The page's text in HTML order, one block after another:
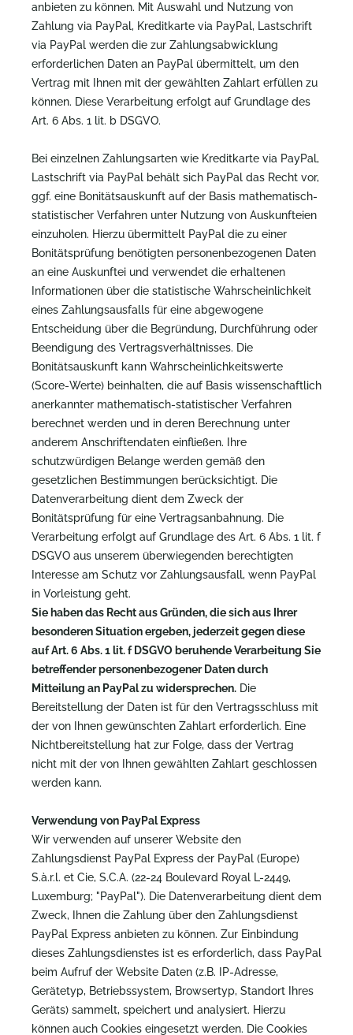
anbieten zu können. Mit Auswahl und Nutzung von
Zahlung via PayPal, Kreditkarte via PayPal, Lastschrift
via PayPal werden die zur Zahlungsabwicklung
erforderlichen Daten an PayPal übermittelt, um den
Vertrag mit Ihnen mit der gewählten Zahlart erfüllen zu
können. Diese Verarbeitung erfolgt auf Grundlage des
Art. 6 Abs. 1 lit. b DSGVO.
Bei einzelnen Zahlungsarten wie Kreditkarte via PayPal,
Lastschrift via PayPal behält sich PayPal das Recht vor,
ggf. eine Bonitätsauskunft auf der Basis mathematisch-
statistischer Verfahren unter Nutzung von Auskunfteien
einzuholen. Hierzu übermittelt PayPal die zu einer
Bonitätsprüfung benötigten personenbezogenen Daten
an eine Auskunftei und verwendet die erhaltenen
Informationen über die statistische Wahrscheinlichkeit
eines Zahlungsausfalls für eine abgewogene
Entscheidung über die Begründung, Durchführung oder
Beendigung des Vertragsverhältnisses. Die
Bonitätsauskunft kann Wahrscheinlichkeitswerte
(Score-Werte) beinhalten, die auf Basis wissenschaftlich
anerkannter mathematisch-statistischer Verfahren
berechnet werden und in deren Berechnung unter
anderem Anschriftendaten einfließen. Ihre
schutzwürdigen Belange werden gemäß den
gesetzlichen Bestimmungen berücksichtigt. Die
Datenverarbeitung dient dem Zweck der
Bonitätsprüfung für eine Vertragsanbahnung. Die
Verarbeitung erfolgt auf Grundlage des Art. 6 Abs. 1 lit. f
DSGVO aus unserem überwiegenden berechtigten
Interesse am Schutz vor Zahlungsausfall, wenn PayPal
in Vorleistung geht.
Sie haben das Recht aus Gründen, die sich aus Ihrer
besonderen Situation ergeben, jederzeit gegen diese
auf Art. 6 Abs. 1 lit. f DSGVO beruhende Verarbeitung Sie
betreffender personenbezogener Daten durch
Mitteilung an PayPal zu widersprechen. Die
Bereitstellung der Daten ist für den Vertragsschluss mit
der von Ihnen gewünschten Zahlart erforderlich. Eine
Nichtbereitstellung hat zur Folge, dass der Vertrag
nicht mit der von Ihnen gewählten Zahlart geschlossen
werden kann.
Verwendung von PayPal Express
Wir verwenden auf unserer Website den
Zahlungsdienst PayPal Express der PayPal (Europe)
S.à.r.l. et Cie, S.C.A. (22-24 Boulevard Royal L-2449,
Luxemburg; "PayPal"). Die Datenverarbeitung dient dem
Zweck, Ihnen die Zahlung über den Zahlungsdienst
PayPal Express anbieten zu können. Zur Einbindung
dieses Zahlungsdienstes ist es erforderlich, dass PayPal
beim Aufruf der Website Daten (z.B. IP-Adresse,
Gerätetyp, Betriebssystem, Browsertyp, Standort Ihres
Geräts) sammelt, speichert und analysiert. Hierzu
können auch Cookies eingesetzt werden. Die Cookies